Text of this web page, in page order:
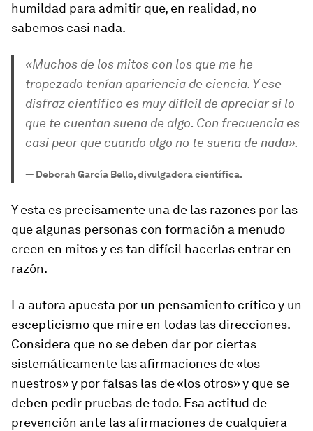
humildad para admitir que, en realidad, no
sabemos casi nada.
«Muchos de los mitos con los que me he
tropezado tenían apariencia de ciencia. Y ese
disfraz científico es muy difícil de apreciar si lo
que te cuentan suena de algo. Con frecuencia es
casi peor que cuando algo no te suena de nada».
— Deborah García Bello, divulgadora científica.
Y esta es precisamente una de las razones por las
que algunas personas con formación a menudo
creen en mitos y es tan difícil hacerlas entrar en
razón.
La autora apuesta por un pensamiento crítico y un
escepticismo que mire en todas las direcciones.
Considera que no se deben dar por ciertas
sistemáticamente las afirmaciones de «los
nuestros» y por falsas las de «los otros» y que se
deben pedir pruebas de todo. Esa actitud de
prevención ante las afirmaciones de cualquiera